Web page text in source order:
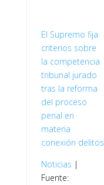
El Supremo fija
criterios sobre
la competencia
tribunal jurado
tras la reforma
del proceso
penal en
materia
conexión delitos
Noticias |
Fuente: